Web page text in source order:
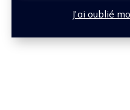
J'ai oublié